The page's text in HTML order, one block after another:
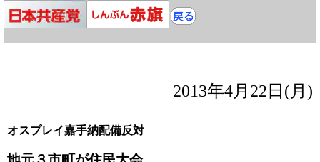
2013年4月22日(月)
オスプレイ嘉手納配備反対